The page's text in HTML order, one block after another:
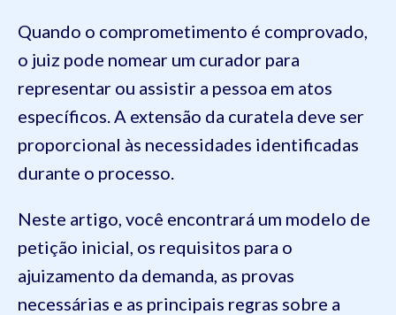
Quando o comprometimento é comprovado,
o juiz pode nomear um curador para
representar ou assistir a pessoa em atos
específicos. A extensão da curatela deve ser
proporcional às necessidades identificadas
durante o processo.
Neste artigo, você encontrará um modelo de
petição inicial, os requisitos para o
ajuizamento da demanda, as provas
necessárias e as principais regras sobre a